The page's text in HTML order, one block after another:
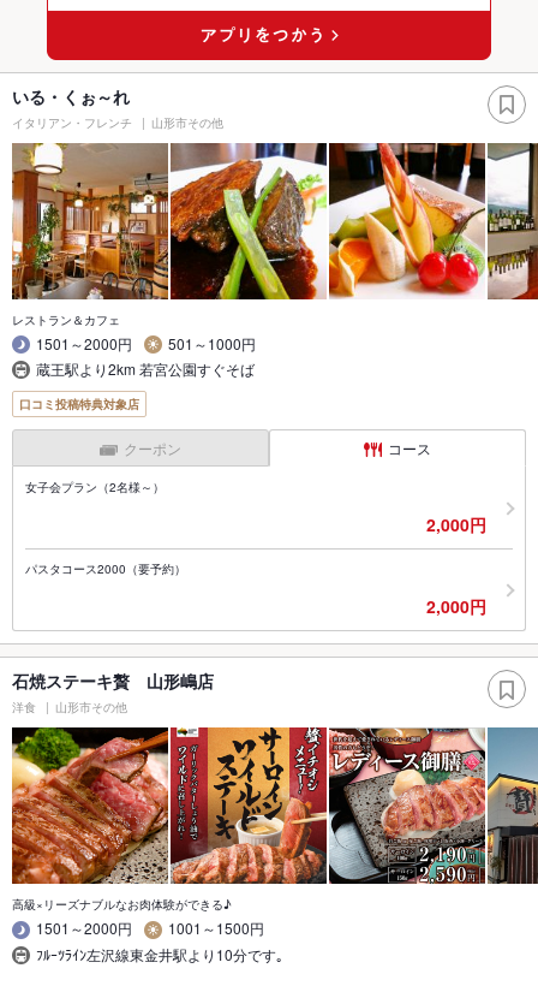
いる・くぉ～れ
イタリアン・フレンチ 山形市その他
レストラン＆カフェ
1501～2000円
501～1000円
蔵王駅より2km 若宮公園すぐそば
口コミ投稿特典対象店
クーポン コース
女子会プラン（2名様～）
2,000円
パスタコース2000（要予約）
2,000円
石焼ステーキ贅 山形嶋店
洋食 山形市その他
高級×リーズナブルなお肉体験ができる♪
1501～2000円
1001～1500円
ﾌﾙｰﾂﾗｲﾝ左沢線東金井駅より10分です｡